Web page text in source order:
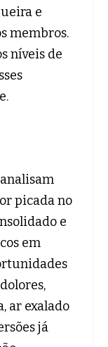
e
membros.
níveis de
picada no
e
em
ar exalado
já